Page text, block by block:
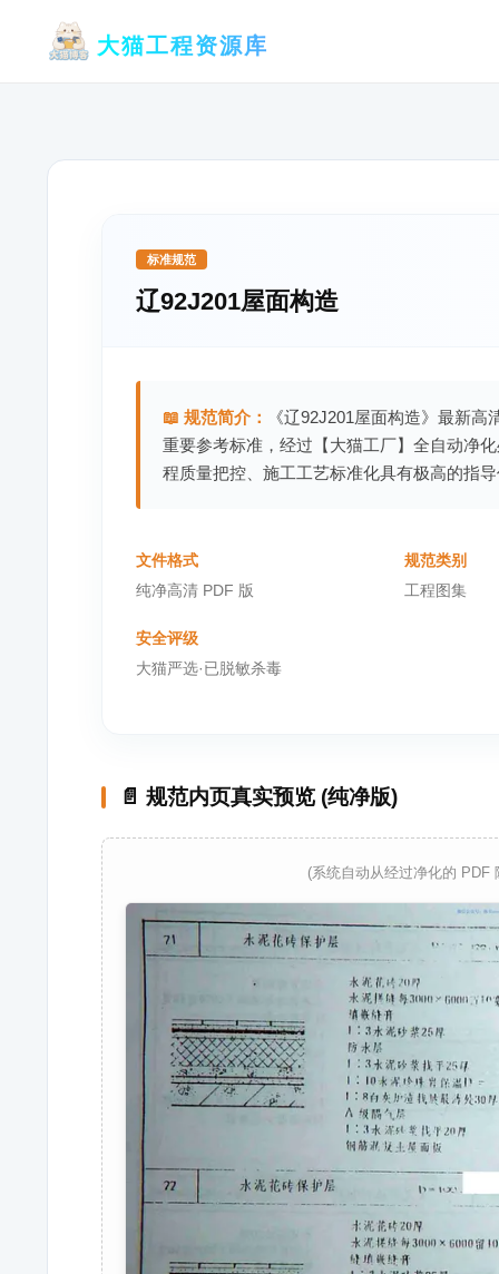
大猫工程资源库
标准规范
辽92J201屋面构造
📖 规范简介：
《辽92J201屋面构造》最新
重要参考标准，经过【大猫工厂】全自动净
程质量把控、施工工艺标准化具有极高的指
文件格式
纯净高清 PDF 版
规范类别
工程图集
安全评级
大猫严选·已脱敏杀毒
📄 规范内页真实预览 (纯净版)
(系统自动从经过净化的 PDF